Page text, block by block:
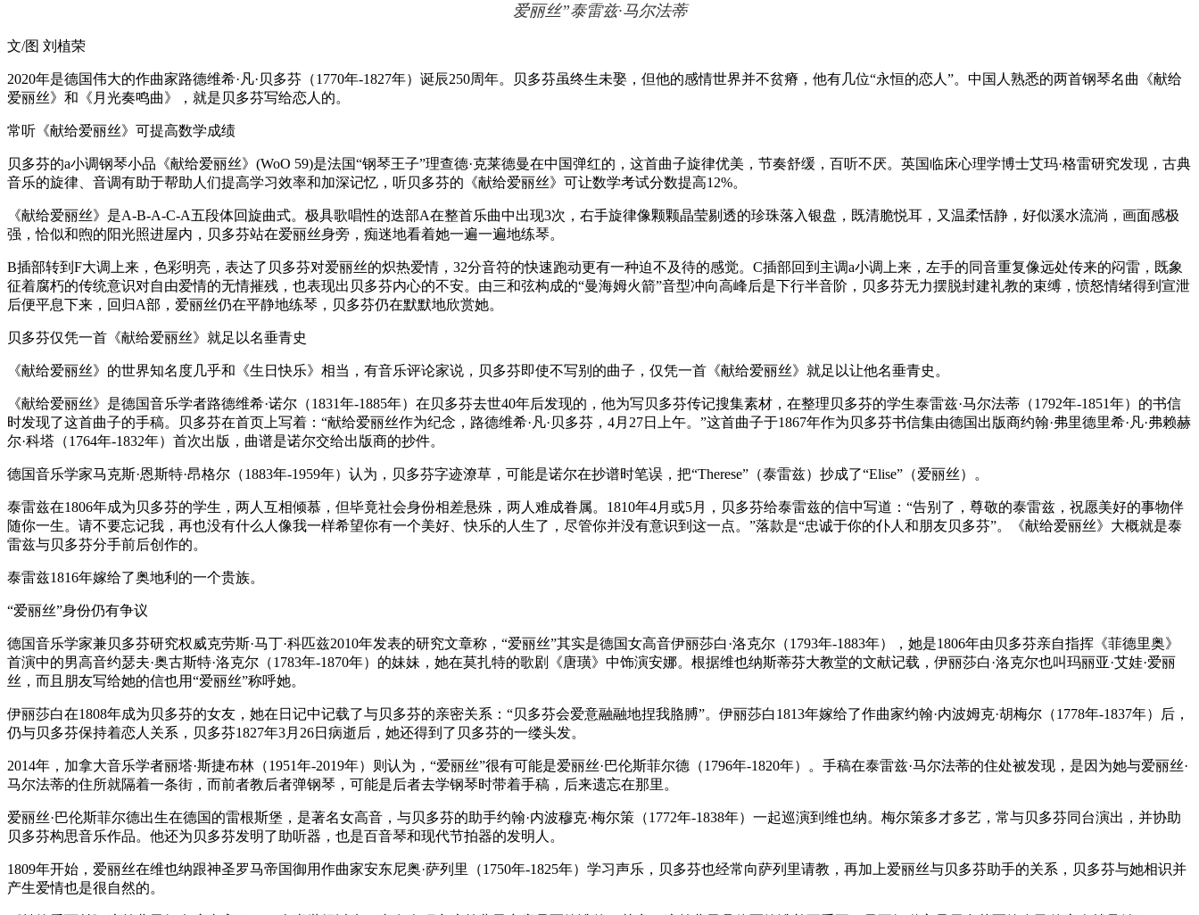
爱丽丝”泰雷兹·马尔法蒂
文/图 刘植荣
2020年是德国伟大的作曲家路德维希·凡·贝多芬（1770年-1827年）诞辰250周年。贝多芬虽终生未娶，但他的感情世界并不贫瘠，他有几位“永恒的恋人”。中国人熟悉的两首钢琴名曲《献给
爱丽丝》和《月光奏鸣曲》，就是贝多芬写给恋人的。
常听《献给爱丽丝》可提高数学成绩
贝多芬的a小调钢琴小品《献给爱丽丝》(WoO 59)是法国“钢琴王子”理查德·克莱德曼在中国弹红的，这首曲子旋律优美，节奏舒缓，百听不厌。英国临床心理学博士艾玛·格雷研究发现，古典
音乐的旋律、音调有助于帮助人们提高学习效率和加深记忆，听贝多芬的《献给爱丽丝》可让数学考试分数提高12%。
《献给爱丽丝》是A-B-A-C-A五段体回旋曲式。极具歌唱性的迭部A在整首乐曲中出现3次，右手旋律像颗颗晶莹剔透的珍珠落入银盘，既清脆悦耳，又温柔恬静，好似溪水流淌，画面感极
强，恰似和煦的阳光照进屋内，贝多芬站在爱丽丝身旁，痴迷地看着她一遍一遍地练琴。
B插部转到F大调上来，色彩明亮，表达了贝多芬对爱丽丝的炽热爱情，32分音符的快速跑动更有一种迫不及待的感觉。C插部回到主调a小调上来，左手的同音重复像远处传来的闷雷，既象
征着腐朽的传统意识对自由爱情的无情摧残，也表现出贝多芬内心的不安。由三和弦构成的“曼海姆火箭”音型冲向高峰后是下行半音阶，贝多芬无力摆脱封建礼教的束缚，愤怒情绪得到宣泄
后便平息下来，回归A部，爱丽丝仍在平静地练琴，贝多芬仍在默默地欣赏她。
贝多芬仅凭一首《献给爱丽丝》就足以名垂青史
《献给爱丽丝》的世界知名度几乎和《生日快乐》相当，有音乐评论家说，贝多芬即使不写别的曲子，仅凭一首《献给爱丽丝》就足以让他名垂青史。
《献给爱丽丝》是德国音乐学者路德维希·诺尔（1831年-1885年）在贝多芬去世40年后发现的，他为写贝多芬传记搜集素材，在整理贝多芬的学生泰雷兹·马尔法蒂（1792年-1851年）的书信
时发现了这首曲子的手稿。贝多芬在首页上写着：“献给爱丽丝作为纪念，路德维希·凡·贝多芬，4月27日上午。”这首曲子于1867年作为贝多芬书信集由德国出版商约翰·弗里德里希·凡·弗赖赫
尔·科塔（1764年-1832年）首次出版，曲谱是诺尔交给出版商的抄件。
德国音乐学家马克斯·恩斯特·昂格尔（1883年-1959年）认为，贝多芬字迹潦草，可能是诺尔在抄谱时笔误，把“Therese”（泰雷兹）抄成了“Elise”（爱丽丝）。
泰雷兹在1806年成为贝多芬的学生，两人互相倾慕，但毕竟社会身份相差悬殊，两人难成眷属。1810年4月或5月，贝多芬给泰雷兹的信中写道：“告别了，尊敬的泰雷兹，祝愿美好的事物伴
随你一生。请不要忘记我，再也没有什么人像我一样希望你有一个美好、快乐的人生了，尽管你并没有意识到这一点。”落款是“忠诚于你的仆人和朋友贝多芬”。《献给爱丽丝》大概就是泰
雷兹与贝多芬分手前后创作的。
泰雷兹1816年嫁给了奥地利的一个贵族。
“爱丽丝”身份仍有争议
德国音乐学家兼贝多芬研究权威克劳斯·马丁·科匹兹2010年发表的研究文章称，“爱丽丝”其实是德国女高音伊丽莎白·洛克尔（1793年-1883年），她是1806年由贝多芬亲自指挥《菲德里奥》
首演中的男高音约瑟夫·奥古斯特·洛克尔（1783年-1870年）的妹妹，她在莫扎特的歌剧《唐璜》中饰演安娜。根据维也纳斯蒂芬大教堂的文献记载，伊丽莎白·洛克尔也叫玛丽亚·艾娃·爱丽
丝，而且朋友写给她的信也用“爱丽丝”称呼她。
伊丽莎白在1808年成为贝多芬的女友，她在日记中记载了与贝多芬的亲密关系：“贝多芬会爱意融融地捏我胳膊”。伊丽莎白1813年嫁给了作曲家约翰·内波姆克·胡梅尔（1778年-1837年）后，
仍与贝多芬保持着恋人关系，贝多芬1827年3月26日病逝后，她还得到了贝多芬的一缕头发。
2014年，加拿大音乐学者丽塔·斯捷布林（1951年-2019年）则认为，“爱丽丝”很有可能是爱丽丝·巴伦斯菲尔德（1796年-1820年）。手稿在泰雷兹·马尔法蒂的住处被发现，是因为她与爱丽丝·
马尔法蒂的住所就隔着一条街，而前者教后者弹钢琴，可能是后者去学钢琴时带着手稿，后来遗忘在那里。
爱丽丝·巴伦斯菲尔德出生在德国的雷根斯堡，是著名女高音，与贝多芬的助手约翰·内波穆克·梅尔策（1772年-1838年）一起巡演到维也纳。梅尔策多才多艺，常与贝多芬同台演出，并协助
贝多芬构思音乐作品。他还为贝多芬发明了助听器，也是百音琴和现代节拍器的发明人。
1809年开始，爱丽丝在维也纳跟神圣罗马帝国御用作曲家安东尼奥·萨列里（1750年-1825年）学习声乐，贝多芬也经常向萨列里请教，再加上爱丽丝与贝多芬助手的关系，贝多芬与她相识并
产生爱情也是很自然的。